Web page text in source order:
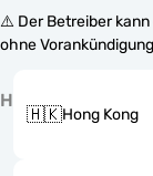
⚠️ Der Betreiber kann
ohne
H
🇭🇰Hong Kong